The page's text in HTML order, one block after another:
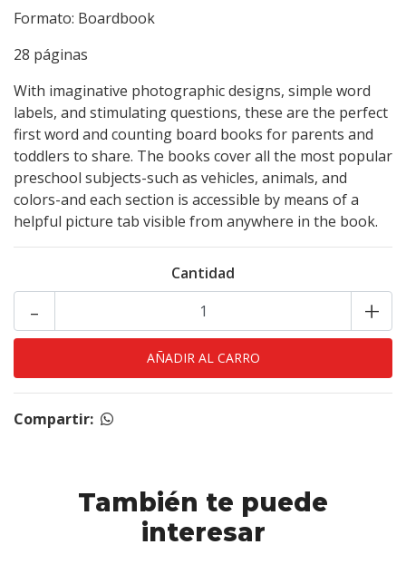
Formato: Boardbook
28 páginas
With imaginative photographic designs, simple word
labels, and stimulating questions, these are the perfect
first word and counting board books for parents and
toddlers to share. The books cover all the most popular
preschool subjects-such as vehicles, animals, and
colors-and each section is accessible by means of a
helpful picture tab visible from anywhere in the book.
Cantidad
+
-
Compartir:
También te puede
interesar